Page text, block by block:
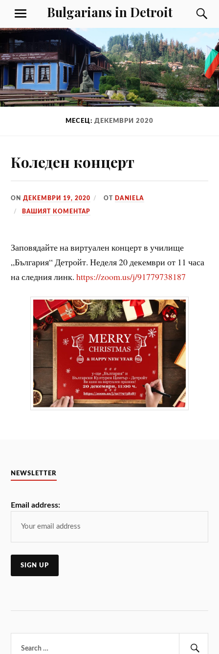
съдържаниетоBulgarians in Detroit
МЕНЮ
МЕСЕЦ: ДЕКЕМВРИ 2020
Коледен концерт
ONДЕКЕМВРИ 19, 2020 ОТ DANIELA
ВАШИЯТ КОМЕНТАР
Заповядайте на виртуален концерт в училище
„България“ Детройт. Неделя 20 декември от 11 часа
на следния линк.https://zoom.us/j/91779738187
NEWSLETTER
Email address: